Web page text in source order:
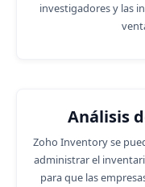
investigadores y las
Análisis
Zoho Inventory se
administrar el
para que las